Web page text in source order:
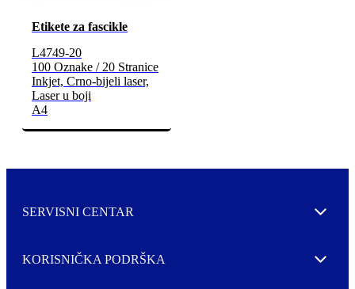
Etikete za fascikle
L4749-20
100 Oznake / 20 Stranice
Inkjet, Crno-bijeli laser,
Laser u boji
A4
SERVISNI CENTAR Expand
KORISNIČKA PODRŠKA Expand